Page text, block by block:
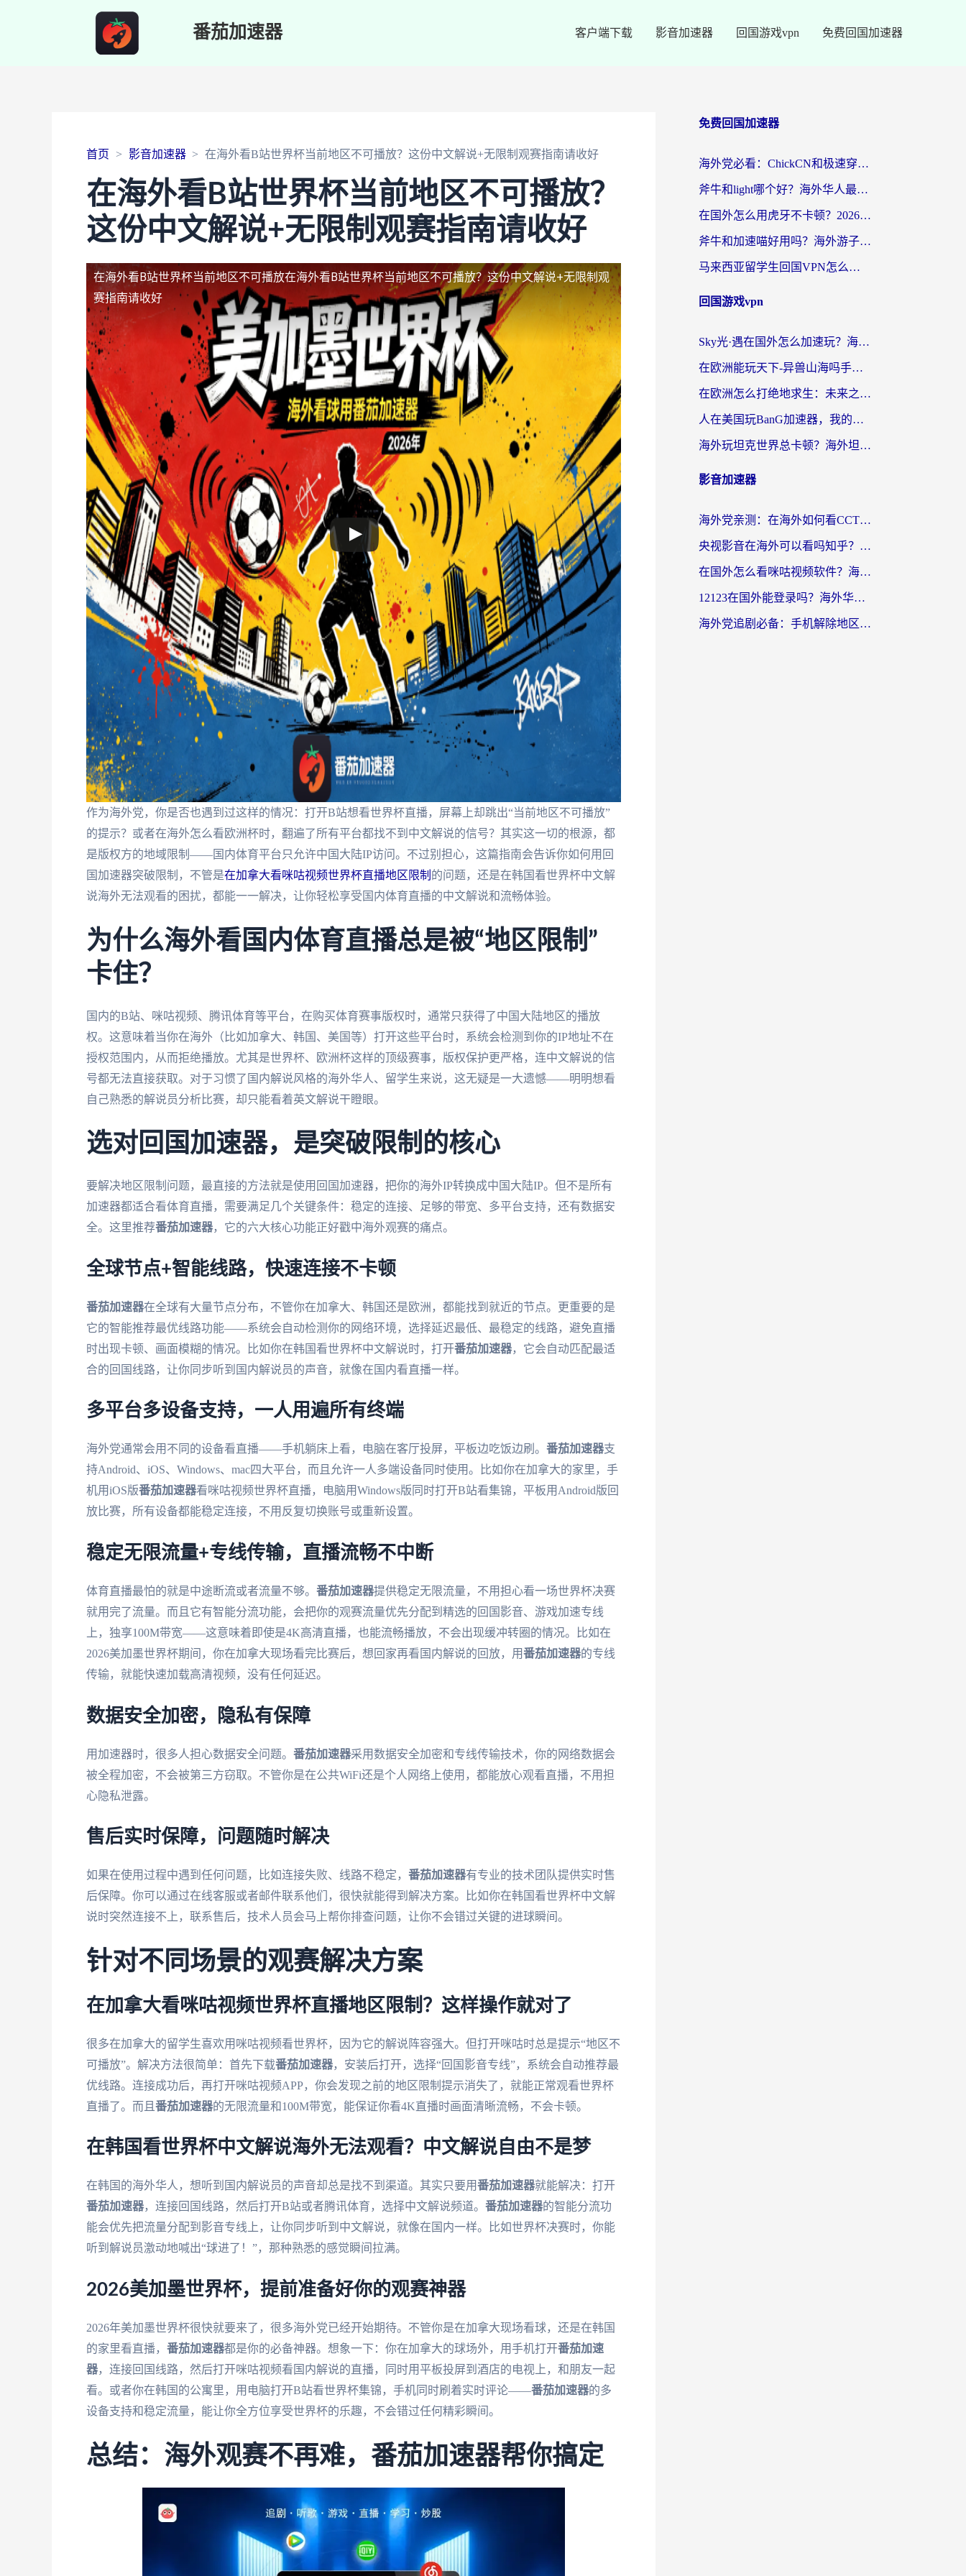
番茄加速器 客户端下载 影音加速器 回国游戏vpn 免费回国加速器
首页 影音加速器 在海外看B站世界杯当前地区不可播放？这份中文解说+无限制观赛指南请收好
在海外看B站世界杯当前地区不可播放？
这份中文解说+无限制观赛指南请收好
在海外看B站世界杯当前地区不可播放在海外看B站世界杯当前地区不可播放？这份中文解说+无限制观
赛指南请收好
作为海外党，你是否也遇到过这样的情况：打开B站想看世界杯直播，屏幕上却跳出“当前地区不可播放”
的提示？或者在海外怎么看欧洲杯时，翻遍了所有平台都找不到中文解说的信号？其实这一切的根源，都
是版权方的地域限制——国内体育平台只允许中国大陆IP访问。不过别担心，这篇指南会告诉你如何用回
国加速器突破限制，不管是在加拿大看咪咕视频世界杯直播地区限制 的问题，还是在韩国看世界杯中文解
说海外无法观看的困扰，都能一一解决，让你轻松享受国内体育直播的中文解说和流畅体验。
为什么海外看国内体育直播总是被“地区限制”
卡住？
国内的B站、咪咕视频、腾讯体育等平台，在购买体育赛事版权时，通常只获得了中国大陆地区的播放
权。这意味着当你在海外（比如加拿大、韩国、美国等）打开这些平台时，系统会检测到你的IP地址不在
授权范围内，从而拒绝播放。尤其是世界杯、欧洲杯这样的顶级赛事，版权保护更严格，连中文解说的信
号都无法直接获取。对于习惯了国内解说风格的海外华人、留学生来说，这无疑是一大遗憾——明明想看
自己熟悉的解说员分析比赛，却只能看着英文解说干瞪眼。
选对回国加速器，是突破限制的核心
要解决地区限制问题，最直接的方法就是使用回国加速器，把你的海外IP转换成中国大陆IP。但不是所有
加速器都适合看体育直播，需要满足几个关键条件：稳定的连接、足够的带宽、多平台支持，还有数据安
全。这里推荐番茄加速器，它的六大核心功能正好戳中海外观赛的痛点。
全球节点+智能线路，快速连接不卡顿
番茄加速器在全球有大量节点分布，不管你在加拿大、韩国还是欧洲，都能找到就近的节点。更重要的是
它的智能推荐最优线路功能——系统会自动检测你的网络环境，选择延迟最低、最稳定的线路，避免直播
时出现卡顿、画面模糊的情况。比如你在韩国看世界杯中文解说时，打开番茄加速器，它会自动匹配最适
合的回国线路，让你同步听到国内解说员的声音，就像在国内看直播一样。
多平台多设备支持，一人用遍所有终端
海外党通常会用不同的设备看直播——手机躺床上看，电脑在客厅投屏，平板边吃饭边刷。 番茄加速器支
持Android、iOS、Windows、mac四大平台，而且允许一人多端设备同时使用。比如你在加拿大的家里，手
机用iOS版番茄加速器看咪咕视频世界杯直播，电脑用Windows版同时打开B站看集锦，平板用Android版回
放比赛，所有设备都能稳定连接，不用反复切换账号或重新设置。
稳定无限流量+专线传输，直播流畅不中断
体育直播最怕的就是中途断流或者流量不够。 番茄加速器提供稳定无限流量，不用担心看一场世界杯决赛
就用完了流量。而且它有智能分流功能，会把你的观赛流量优先分配到精选的回国影音、游戏加速专线
上，独享100M带宽——这意味着即使是4K高清直播，也能流畅播放，不会出现缓冲转圈的情况。比如在
2026美加墨世界杯期间，你在加拿大现场看完比赛后，想回家再看国内解说的回放，用番茄加速器的专线
传输，就能快速加载高清视频，没有任何延迟。
数据安全加密，隐私有保障
用加速器时，很多人担心数据安全问题。 番茄加速器采用数据安全加密和专线传输技术，你的网络数据会
被全程加密，不会被第三方窃取。不管你是在公共WiFi还是个人网络上使用，都能放心观看直播，不用担
心隐私泄露。
售后实时保障，问题随时解决
如果在使用过程中遇到任何问题，比如连接失败、线路不稳定， 番茄加速器有专业的技术团队提供实时售
后保障。你可以通过在线客服或者邮件联系他们，很快就能得到解决方案。比如你在韩国看世界杯中文解
说时突然连接不上，联系售后，技术人员会马上帮你排查问题，让你不会错过关键的进球瞬间。
针对不同场景的观赛解决方案
在加拿大看咪咕视频世界杯直播地区限制？这样操作就对了
很多在加拿大的留学生喜欢用咪咕视频看世界杯，因为它的解说阵容强大。但打开咪咕时总是提示“地区不
可播放”。解决方法很简单：首先下载番茄加速器，安装后打开，选择“回国影音专线”，系统会自动推荐最
优线路。连接成功后，再打开咪咕视频APP，你会发现之前的地区限制提示消失了，就能正常观看世界杯
直播了。而且 番茄加速器的无限流量和100M带宽，能保证你看4K直播时画面清晰流畅，不会卡顿。
在韩国看世界杯中文解说海外无法观看？中文解说自由不是梦
在韩国的海外华人，想听到国内解说员的声音却总是找不到渠道。其实只要用番茄加速器就能解决：打开
番茄加速器，连接回国线路，然后打开B站或者腾讯体育，选择中文解说频道。 番茄加速器的智能分流功
能会优先把流量分配到影音专线上，让你同步听到中文解说，就像在国内一样。比如世界杯决赛时，你能
听到解说员激动地喊出“球进了！”，那种熟悉的感觉瞬间拉满。
2026美加墨世界杯，提前准备好你的观赛神器
2026年美加墨世界杯很快就要来了，很多海外党已经开始期待。不管你是在加拿大现场看球，还是在韩国
的家里看直播， 番茄加速器都是你的必备神器。想象一下：你在加拿大的球场外，用手机打开番茄加速
器，连接回国线路，然后打开咪咕视频看国内解说的直播，同时用平板投屏到酒店的电视上，和朋友一起
看。或者你在韩国的公寓里，用电脑打开B站看世界杯集锦，手机同时刷着实时评论——番茄加速器的多
设备支持和稳定流量，能让你全方位享受世界杯的乐趣，不会错过任何精彩瞬间。
总结：海外观赛不再难，番茄加速器帮你搞定
免费回国加速器
海外党必看：ChickCN和极速穿梭VPN好用吗？3招教你选对回国加速器无缝刷国内资源
斧牛和light哪个好？海外华人最关心的回国加速器选择难题，一篇讲透
在国外怎么用虎牙不卡顿？2026海外华人亲测有效的回国加速器选择指南
斧牛和加速喵好用吗？海外游子的真实选择困境
马来西亚留学生回国VPN怎么选？3个避坑点+1款实测好用的加速器推荐
回国游戏vpn
Sky光·遇在国外怎么加速玩？海外党亲测有效的国服游戏加速指南
在欧洲能玩天下-异兽山海吗手游？海外玩家的加速器生存指南
在欧洲怎么打绝地求生：未来之役不卡？留学生亲测的加速器避坑指南
人在美国玩BanG加速器，我的延迟终于绿了
海外玩坦克世界总卡顿？海外坦克世界加速器有哪些？实测好用的选择在这里
影音加速器
海外党亲测：在海外如何看CCTV？告别“仅限大陆播放”的实用指南
央视影音在海外可以看吗知乎？留学生亲测：3步解决地域限制+追剧自由
在国外怎么看咪咕视频软件？海外党亲测有效的回国加速方案
12123在国外能登录吗？海外华人必看的回国加速实用指南
海外党追剧必备：手机解除地区限制app怎么选？解决央视视频&国内剧地区限制全指南